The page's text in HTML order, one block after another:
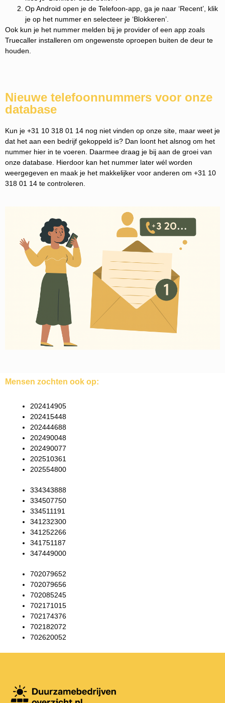
Op Android open je de Telefoon-app, ga je naar ‘Recent’, klik
je op het nummer en selecteer je ‘Blokkeren’.
Ook kun je het nummer melden bij je provider of een app zoals
Truecaller installeren om ongewenste oproepen buiten de deur te
houden.
Nieuwe telefoonnummers voor onze
database
Kun je +31 10 318 01 14 nog niet vinden op onze site, maar weet je
dat het aan een bedrijf gekoppeld is? Dan loont het alsnog om het
nummer hier in te voeren. Daarmee draag je bij aan de groei van
onze database. Hierdoor kan het nummer later wél worden
weergegeven en maak je het makkelijker voor anderen om +31 10
318 01 14 te controleren.
Mensen zochten ook op:
202414905
202415448
202444688
202490048
202490077
202510361
202554800
334343888
334507750
334511191
341232300
341252266
341751187
347449000
702079652
702079656
702085245
702171015
702174376
702182072
702620052